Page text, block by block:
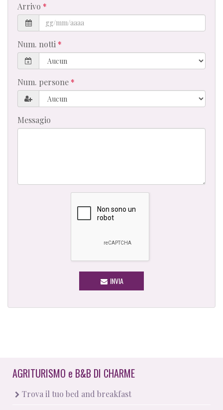
Arrivo
Num. notti
Num. persone
Messagio
INVIA
AGRITURISMO e B&B DI CHARME
Trova il tuo bed and breakfast